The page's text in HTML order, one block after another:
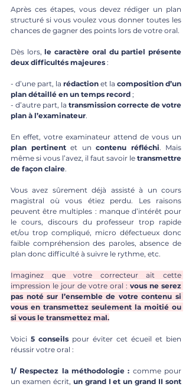
Après ces étapes, vous devez rédiger un plan
structuré si vous voulez vous donner toutes les
chances de gagner des points lors de votre oral.
Dès lors, le caractère oral du partiel présente
deux difficultés majeures :
- d’une part, la rédaction et la composition d’un
plan détaillé en un temps record ;
- d’autre part, la transmission correcte de votre
plan à l’examinateur.
plan pertinent et un contenu réfléchi. Mais
même si vous l’avez, il faut savoir le transmettre
de façon claire.
Vous avez sûrement déjà assisté à un cours
magistral où vous étiez perdu. Les raisons
peuvent être multiples : manque d’intérêt pour
le cours, discours du professeur trop rapide
et/ou trop compliqué, micro défectueux donc
faible compréhension des paroles, absence de
plan donc difficulté à suivre le rythme, etc.
Imaginez que votre correcteur ait cette
impression le jour de votre oral : vous ne serez
pas noté sur l’ensemble de votre contenu si
vous en transmettez seulement la moitié ou
si vous le transmettez mal.
Voici 5 conseils pour éviter cet écueil et bien
réussir votre oral :
1/ Respectez la méthodologie : comme pour
un examen écrit, un grand I et un grand II sont